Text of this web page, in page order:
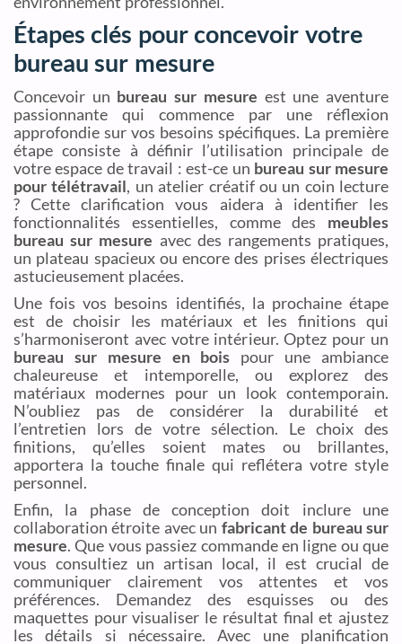
Étapes clés pour concevoir votre
bureau sur mesure
Concevoir un bureau sur mesure est une aventure
passionnante qui commence par une réflexion
approfondie sur vos besoins spécifiques. La première
étape consiste à définir l’utilisation principale de
votre espace de travail : est-ce un bureau sur mesure
pour télétravail, un atelier créatif ou un coin lecture
? Cette clarification vous aidera à identifier les
fonctionnalités essentielles, comme des meubles
bureau sur mesure avec des rangements pratiques,
un plateau spacieux ou encore des prises électriques
astucieusement placées.
Une fois vos besoins identifiés, la prochaine étape
est de choisir les matériaux et les finitions qui
s’harmoniseront avec votre intérieur. Optez pour un
bureau sur mesure en bois pour une ambiance
chaleureuse et intemporelle, ou explorez des
matériaux modernes pour un look contemporain.
N’oubliez pas de considérer la durabilité et
l’entretien lors de votre sélection. Le choix des
finitions, qu’elles soient mates ou brillantes,
apportera la touche finale qui reflétera votre style
personnel.
Enfin, la phase de conception doit inclure une
collaboration étroite avec un fabricant de bureau sur
mesure. Que vous passiez commande en ligne ou que
vous consultiez un artisan local, il est crucial de
communiquer clairement vos attentes et vos
préférences. Demandez des esquisses ou des
maquettes pour visualiser le résultat final et ajustez
les détails si nécessaire. Avec une planification